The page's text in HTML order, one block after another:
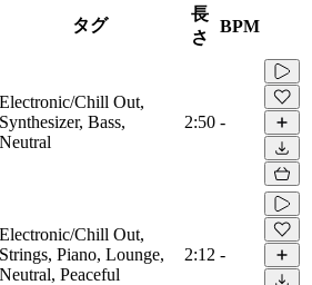
タグ
長
さ
BPM
Electronic/Chill Out,
Synthesizer, Bass,
Neutral
2:50 -
Electronic/Chill Out,
Strings, Piano, Lounge,
Neutral, Peaceful
2:12 -